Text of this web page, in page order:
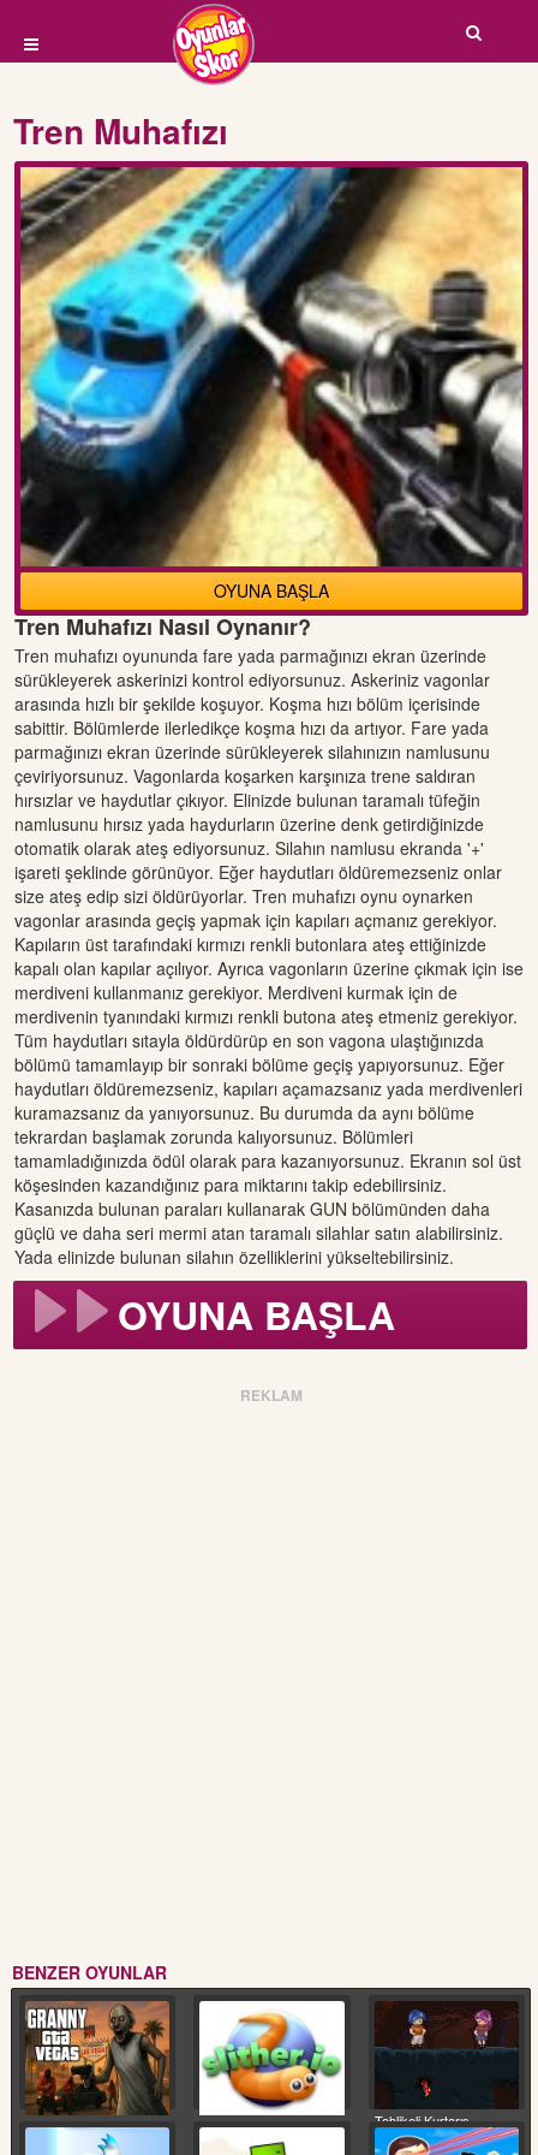
Tren Muhafızı
OYUNA BAŞLA
Tren Muhafızı Nasıl Oynanır?
Tren muhafızı oyununda fare yada parmağınızı ekran üzerinde
sürükleyerek askerinizi kontrol ediyorsunuz. Askeriniz vagonlar
arasında hızlı bir şekilde koşuyor. Koşma hızı bölüm içerisinde
sabittir. Bölümlerde ilerledikçe koşma hızı da artıyor. Fare yada
parmağınızı ekran üzerinde sürükleyerek silahınızın namlusunu
çeviriyorsunuz. Vagonlarda koşarken karşınıza trene saldıran
hırsızlar ve haydutlar çıkıyor. Elinizde bulunan taramalı tüfeğin
namlusunu hırsız yada haydurların üzerine denk getirdiğinizde
otomatik olarak ateş ediyorsunuz. Silahın namlusu ekranda '+'
işareti şeklinde görünüyor. Eğer haydutları öldüremezseniz onlar
size ateş edip sizi öldürüyorlar. Tren muhafızı oynu oynarken
vagonlar arasında geçiş yapmak için kapıları açmanız gerekiyor.
Kapıların üst tarafındaki kırmızı renkli butonlara ateş ettiğinizde
kapalı olan kapılar açılıyor. Ayrıca vagonların üzerine çıkmak için ise
merdiveni kullanmanız gerekiyor. Merdiveni kurmak için de
merdivenin tyanındaki kırmızı renkli butona ateş etmeniz gerekiyor.
Tüm haydutları sıtayla öldürdürüp en son vagona ulaştığınızda
bölümü tamamlayıp bir sonraki bölüme geçiş yapıyorsunuz. Eğer
haydutları öldüremezseniz, kapıları açamazsanız yada merdivenleri
kuramazsanız da yanıyorsunuz. Bu durumda da aynı bölüme
tekrardan başlamak zorunda kalıyorsunuz. Bölümleri
tamamladığınızda ödül olarak para kazanıyorsunuz. Ekranın sol üst
köşesinden kazandığınız para miktarını takip edebilirsiniz.
Kasanızda bulunan paraları kullanarak GUN bölümünden daha
güçlü ve daha seri mermi atan taramalı silahlar satın alabilirsiniz.
Yada elinizde bulunan silahın özelliklerini yükseltebilirsiniz.
OYUNA BAŞLA
REKLAM
BENZER OYUNLAR
Granny Las Vegas Slitherio Tehlikeli Kurtarış